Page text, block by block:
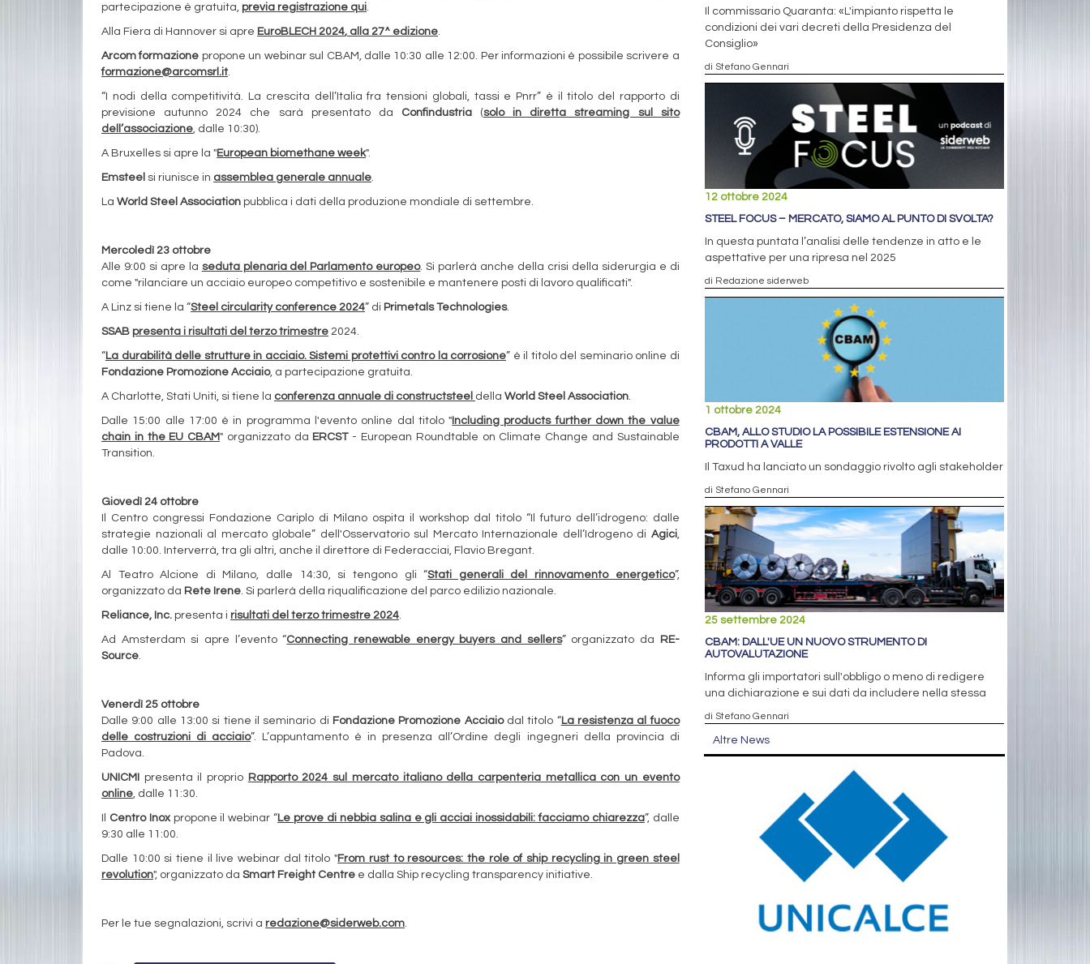
partecipazione è gratuita, previa registrazione qui.
Alla Fiera di Hannover si apre EuroBLECH 2024, alla 27^ edizione.
Arcom formazione propone un webinar sul CBAM, dalle 10:30 alle 12:00. Per informazioni è possibile scrivere a
formazione@arcomsrl.it.
“I nodi della competitività. La crescita dell’Italia fra tensioni globali, tassi e Pnrr” è il titolo del rapporto di
previsione autunno 2024 che sarà presentato da Confindustria (solo in diretta streaming sul sito
dell’associazione, dalle 10:30).
A Bruxelles si apre la "European biomethane week".
Emsteel si riunisce in assemblea generale annuale.
La World Steel Association pubblica i dati della produzione mondiale di settembre.
Mercoledì 23 ottobre
Alle 9:00 si apre la seduta plenaria del Parlamento europeo. Si parlerà anche della crisi della siderurgia e di
come "rilanciare un acciaio europeo competitivo e sostenibile e mantenere posti di lavoro qualificati".
A Linz si tiene la “Steel circularity conference 2024” di Primetals Technologies.
SSAB presenta i risultati del terzo trimestre 2024.
“La durabilità delle strutture in acciaio. Sistemi protettivi contro la corrosione” è il titolo del seminario online di
Fondazione Promozione Acciaio, a partecipazione gratuita.
A Charlotte, Stati Uniti, si tiene la conferenza annuale di constructsteel della World Steel Association.
Dalle 15:00 alle 17:00 è in programma l'evento online dal titolo "Including products further down the value
chain in the EU CBAM" organizzato da ERCST- European Roundtable on Climate Change and Sustainable
Transition.
Giovedì 24 ottobre
Il Centro congressi Fondazione Cariplo di Milano ospita il workshop dal titolo “Il futuro dell’idrogeno: dalle
strategie nazionali al mercato globale” dell'Osservatorio sul Mercato Internazionale dell’Idrogeno di Agici,
dalle 10:00. Interverrà, tra gli altri, anche il direttore di Federacciai, Flavio Bregant.
Al Teatro Alcione di Milano, dalle 14:30, si tengono gli “Stati generali del rinnovamento energetico”,
organizzato da Rete Irene. Si parlerà della riqualificazione del parco edilizio nazionale.
Reliance, Inc. presenta i risultati del terzo trimestre 2024.
Ad Amsterdam si apre l’evento “Connecting renewable energy buyers and sellers” organizzato da RE-
Source.
Venerdì 25 ottobre
Dalle 9:00 alle 13:00 si tiene il seminario di Fondazione Promozione Acciaiodal titolo “La resistenza al fuoco
delle costruzioni di acciaio”. L’appuntamento è in presenza all’Ordine degli ingegneri della provincia di
Padova.
UNICMI presenta il proprio Rapporto 2024 sul mercato italiano della carpenteria metallica con un evento
online, dalle 11:30.
Il Centro Inox propone il webinar “Le prove di nebbia salina e gli acciai inossidabili: facciamo chiarezza”, dalle
9:30 alle 11:00.
Dalle 10:00 si tiene il live webinar dal titolo "From rust to resources: the role of ship recycling in green steel
revolution", organizzato da Smart Freight Centre e dalla Ship recycling transparency initiative.
Per le tue segnalazioni, scrivi a redazione@siderweb.com.
Il commissario Quaranta: «L'impianto rispetta le
condizioni dei vari decreti della Presidenza del
Consiglio»
di Stefano Gennari
12 ottobre 2024
STEEL FOCUS – MERCATO, SIAMO AL PUNTO DI SVOLTA?
In questa puntata l’analisi delle tendenze in atto e le
aspettative per una ripresa nel 2025
di Redazione siderweb
1 ottobre 2024
CBAM, ALLO STUDIO LA POSSIBILE ESTENSIONE AI
PRODOTTI A VALLE
Il Taxud ha lanciato un sondaggio rivolto agli stakeholder
di Stefano Gennari
25 settembre 2024
CBAM: DALL'UE UN NUOVO STRUMENTO DI
AUTOVALUTAZIONE
Informa gli importatori sull'obbligo o meno di redigere
una dichiarazione e sui dati da includere nella stessa
di Stefano Gennari
Altre News